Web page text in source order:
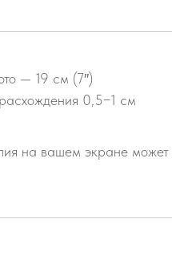
— 19 см (7″)
0,5−1 см
на вашем экране может